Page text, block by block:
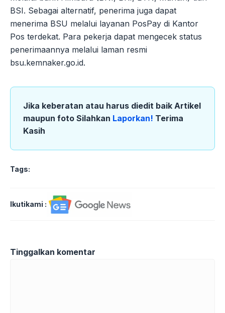
BSI. Sebagai alternatif, penerima juga dapat
menerima BSU melalui layanan PosPay di Kantor
Pos terdekat. Para pekerja dapat mengecek status
penerimaannya melalui laman resmi
bsu.kemnaker.go.id.
Jika keberatan atau harus diedit baik Artikel
maupun foto Silahkan Laporkan! Terima
Kasih
Tags:
Ikutikami :
Tinggalkan komentar